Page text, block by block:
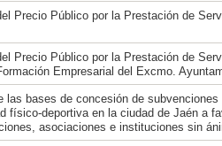
Precio Público por la Prestación de
Precio Público por la Prestación de
Empresarial del Excmo.
las bases de concesión de
físico-deportiva en la ciudad de Jaén a
asociaciones e instituciones sin